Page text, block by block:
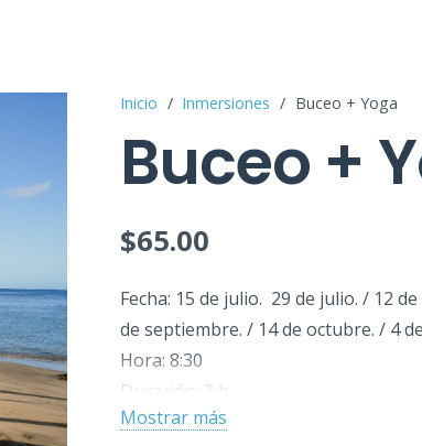
Inicio / Inmersiones / Buceo + Yoga
Buceo +
$65.00
Fecha: 15 de julio. 29 de julio. / 12
de septiembre. / 14 de octubre. / 4
Hora: 8:30
Duración: 3 h
Lugar del evento: TIMANFAYA SUB –
Mostrar más